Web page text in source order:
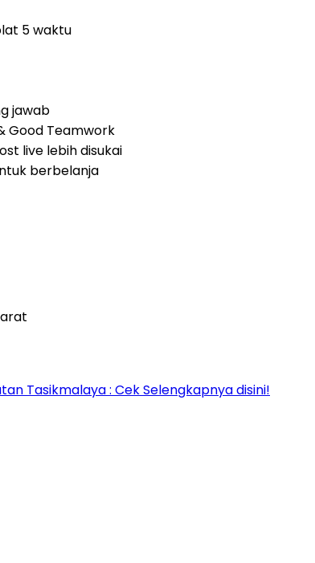
5 waktu
jawab
Good Teamwork
live lebih disukai
berbelanja
Tasikmalaya : Cek Selengkapnya disini!